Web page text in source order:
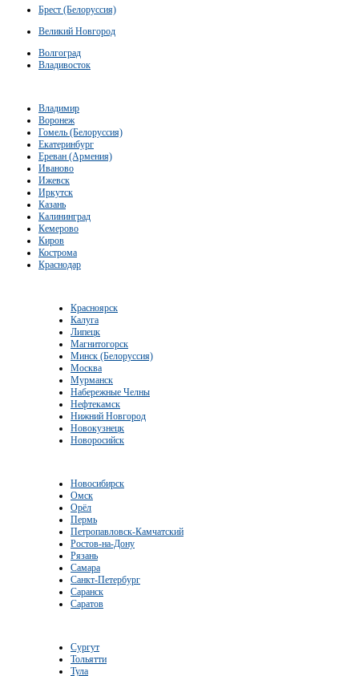
Брест (Белоруссия)
Великий Новгород
Волгоград
Владивосток
Владимир
Воронеж
Гомель (Белоруссия)
Екатеринбург
Ереван (Армения)
Иваново
Ижевск
Иркутск
Казань
Калининград
Кемерово
Киров
Кострома
Краснодар
Красноярск
Калуга
Липецк
Магнитогорск
Минск (Белоруссия)
Москва
Мурманск
Набережные Челны
Нефтекамск
Нижний Новгород
Новокузнецк
Новоросийск
Новосибирск
Омск
Орёл
Пермь
Петропавловск-Камчатский
Ростов-на-Дону
Рязань
Самара
Санкт-Петербург
Саранск
Саратов
Сургут
Тольятти
Тула